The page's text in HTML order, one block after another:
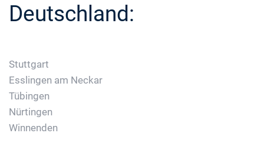
Deutschland:
Stuttgart
Esslingen am Neckar
Tübingen
Nürtingen
Winnenden